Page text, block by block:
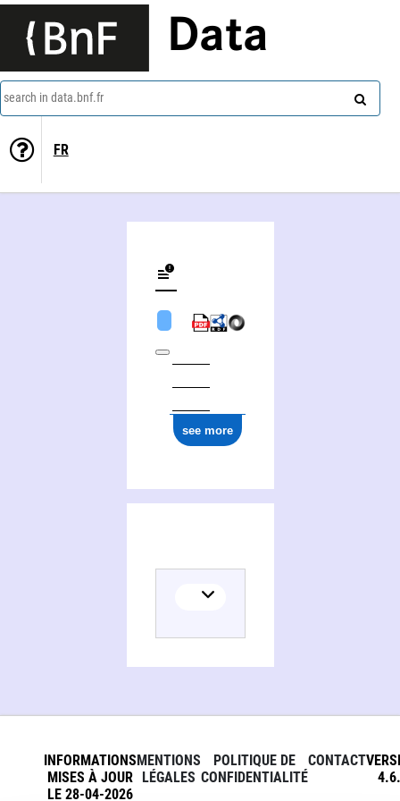
Data
search in data.bnf.fr
FR
see more
INFORMATIONS
MISES À JOUR
LE 28-04-2026
MENTIONS
LÉGALES
POLITIQUE DE
CONFIDENTIALITÉ
CONTACT